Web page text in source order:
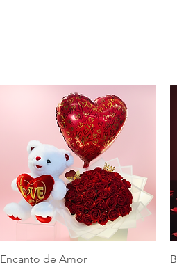
Vista rápida
Encanto de Amor